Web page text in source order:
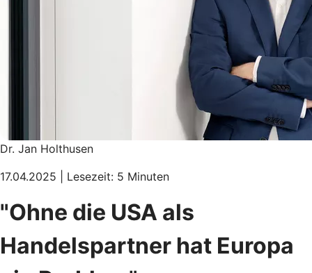
Dr. Jan Holthusen
17.04.2025 | Lesezeit: 5 Minuten
"Ohne die USA als
Handelspartner hat Europa